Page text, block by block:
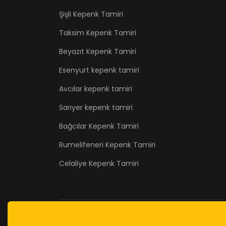
Şişli Kepenk Tamiri
Taksim Kepenk Tamiri
Beyazıt Kepenk Tamiri
Esenyurt kepenk tamiri
Avcılar kepenk tamiri
Sarıyer kepenk tamiri
Bağcılar Kepenk Tamiri
Rumelifeneri Kepenk Tamiri
Celaliye Kepenk Tamiri